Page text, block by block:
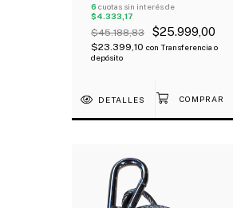
Universal Oferta!
6 cuotas sin interés de
$4.333,17
$45.188,83 $25.999,00
$23.399,10 con Transferencia o
depósito
DETALLES